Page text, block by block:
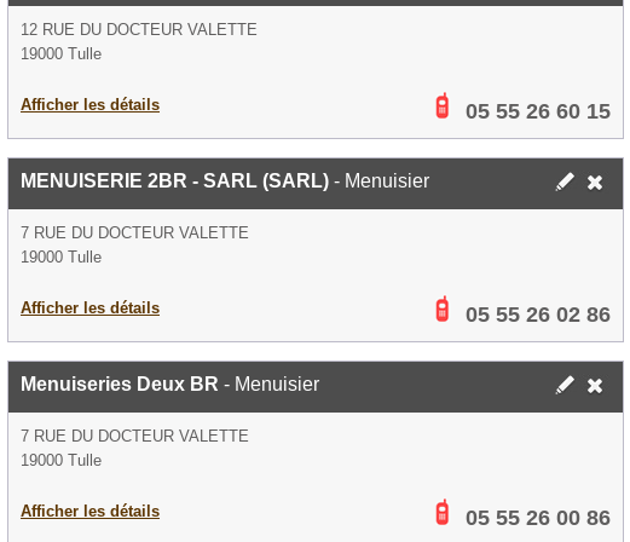
12 RUE DU DOCTEUR VALETTE
19000 Tulle
Afficher les détails 05 55 26 60 15
MENUISERIE 2BR - SARL (SARL) - Menuisier
7 RUE DU DOCTEUR VALETTE
19000 Tulle
Afficher les détails 05 55 26 02 86
Menuiseries Deux BR - Menuisier
7 RUE DU DOCTEUR VALETTE
19000 Tulle
Afficher les détails 05 55 26 00 86